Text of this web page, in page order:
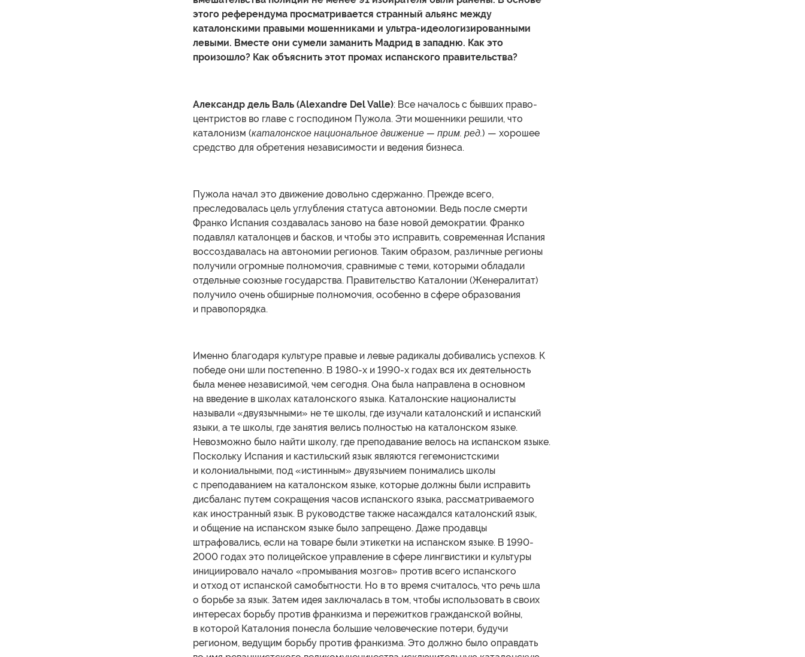
этого референдума просматривается странный альянс между
каталонскими правыми мошенниками и ультра-идеологизированными
левыми. Вместе они сумели заманить Мадрид в западню. Как это
произошло? Как объяснить этот промах испанского правительства?
Александр дель Валь (Alexandre Del Valle): Все началось с бывших право-
центристов во главе с господином Пужола. Эти мошенники решили, что
каталонизм (каталонское национальное движение — прим. ред.) — хорошее
средство для обретения независимости и ведения бизнеса.
Пужола начал это движение довольно сдержанно. Прежде всего,
преследовалась цель углубления статуса автономии. Ведь после смерти
Франко Испания создавалась заново на базе новой демократии. Франко
подавлял каталонцев и басков, и чтобы это исправить, современная Испания
воссоздавалась на автономии регионов. Таким образом, различные регионы
получили огромные полномочия, сравнимые с теми, которыми обладали
отдельные союзные государства. Правительство Каталонии (Женералитат)
получило очень обширные полномочия, особенно в сфере образования
и правопорядка.
Именно благодаря культуре правые и левые радикалы добивались успехов. К
победе они шли постепенно. В 1980-х и 1990-х годах вся их деятельность
была менее независимой, чем сегодня. Она была направлена в основном
на введение в школах каталонского языка. Каталонские националисты
называли «двуязычными» не те школы, где изучали каталонский и испанский
языки, а те школы, где занятия велись полностью на каталонском языке.
Невозможно было найти школу, где преподавание велось на испанском языке.
Поскольку Испания и кастильский язык являются гегемонистскими
и колониальными, под «истинным» двуязычием понимались школы
с преподаванием на каталонском языке, которые должны были исправить
дисбаланс путем сокращения часов испанского языка, рассматриваемого
как иностранный язык. В руководстве также насаждался каталонский язык,
и общение на испанском языке было запрещено. Даже продавцы
штрафовались, если на товаре были этикетки на испанском языке. В 1990-
2000 годах это полицейское управление в сфере лингвистики и культуры
инициировало начало «промывания мозгов» против всего испанского
и отход от испанской самобытности. Но в то время считалось, что речь шла
о борьбе за язык. Затем идея заключалась в том, чтобы использовать в своих
интересах борьбу против франкизма и пережитков гражданской войны,
в которой Каталония понесла большие человеческие потери, будучи
регионом, ведущим борьбу против франкизма. Это должно было оправдать